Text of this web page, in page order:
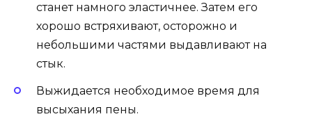
станет намного эластичнее. Затем его
хорошо встряхивают, осторожно и
небольшими частями выдавливают на
стык.
Выжидается необходимое время для
высыхания пены.